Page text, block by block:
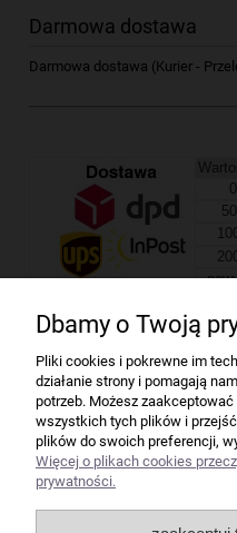
Darmowa dostawa
Darmowa dostawa (Kurier -
Bindownice
Niszczarki
Dbamy o Twoją
Pliki cookies i pokrewne im
działanie strony i pomagają
potrzeb. Możesz
wszystkich tych plików i
plików do swoich preferencji,
Więcej o plikach cookies
prywatności.